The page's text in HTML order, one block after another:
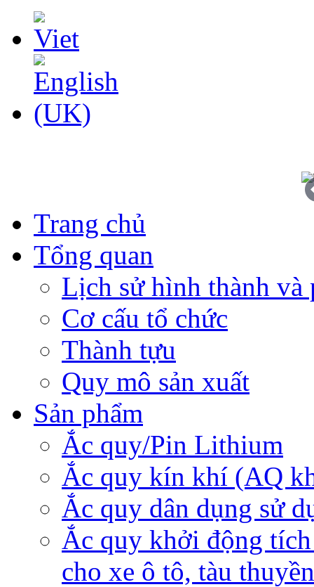
Trang chủ
Tổng quan
Lịch sử hình thành và
Cơ cấu tổ chức
Thành tựu
Quy mô sản xuất
Sản phẩm
Ắc quy/Pin Lithium
Ắc quy kín khí (AQ
Ắc quy dân dụng sử
Ắc quy khởi động
cho xe ô tô, tàu thuyền